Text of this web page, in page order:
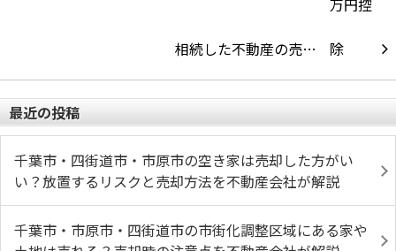
相続した不動産の売…
最近の投稿
千葉市・四街道市・市原市の空き家は売却した方がい
い？放置するリスクと売却方法を不動産会社が解説
千葉市・市原市・四街道市の市街化調整区域にある家や